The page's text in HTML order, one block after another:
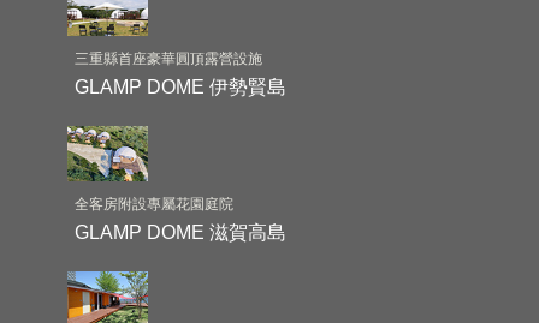
三重縣首座豪華圓頂露營設施
GLAMP DOME 伊勢賢島
全客房附設專屬花園庭院
GLAMP DOME 滋賀高島